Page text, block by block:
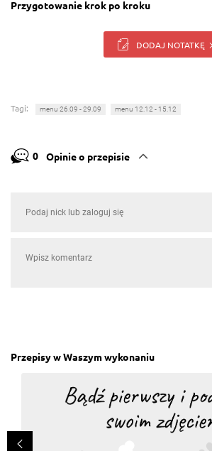
Przygotowanie krok po kroku
DODAJ NOTATKĘ
Tagi: menu 26.09 - 29.09 menu 12.12 - 15.12
0 Opinie o przepisie
Przepisy w Waszym wykonaniu